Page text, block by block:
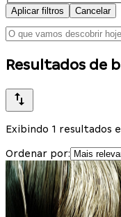
Aplicar filtros Cancelar
Resultados de
Exibindo 1 resultados
Ordenar por: